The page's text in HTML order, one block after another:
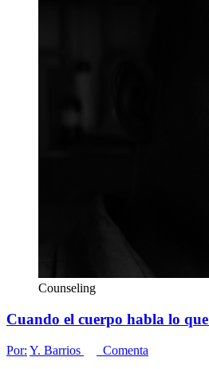
Counseling
Cuando el cuerpo habla lo
Por: Y. Barrios
Comenta